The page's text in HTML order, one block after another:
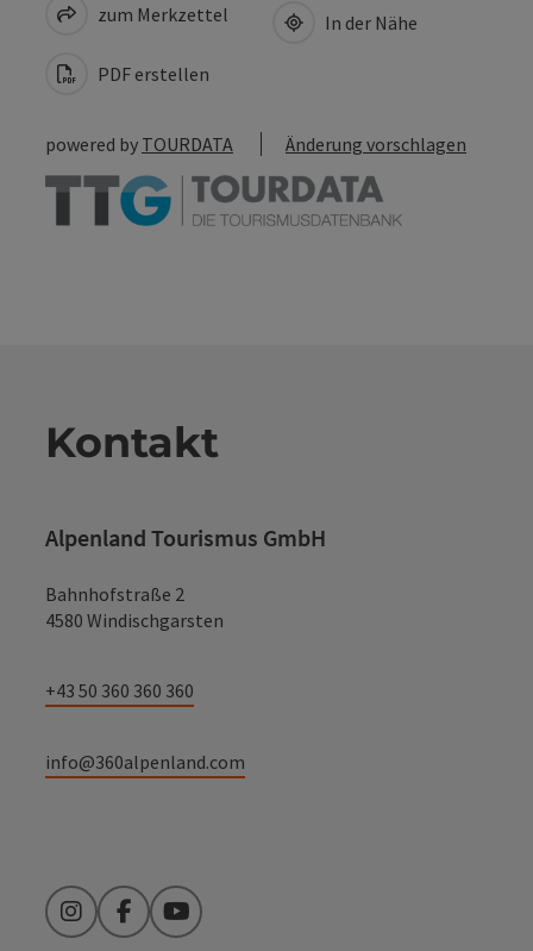
zum Merkzettel
PDF erstellen
In der Nähe
powered by TOURDATA Änderung vorschlagen
Kontakt
Alpenland Tourismus GmbH
Bahnhofstraße 2
4580 Windischgarsten
+43 50 360 360 360
info@360alpenland.com
InstagramFacebookYouTube